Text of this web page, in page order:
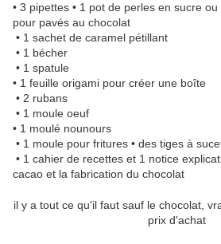
• 3 pipettes • 1 pot de perles en sucre
pour pavés au chocolat
• 1 sachet de caramel pétillant
• 1 bécher
• 1 spatule
• 1 feuille origami pour créer une boîte
• 2 rubans
• 1 moule oeuf
• 1 moulé nounours
• 1 moule pour fritures • des tiges à
• 1 cahier de recettes et 1 notice
cacao et la fabrication du chocolat
il y a tout ce qu'il faut sauf le chocolat,
prix d'achat